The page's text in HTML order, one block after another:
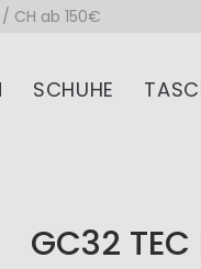
CH ab 150€
SCHUHE
GC32